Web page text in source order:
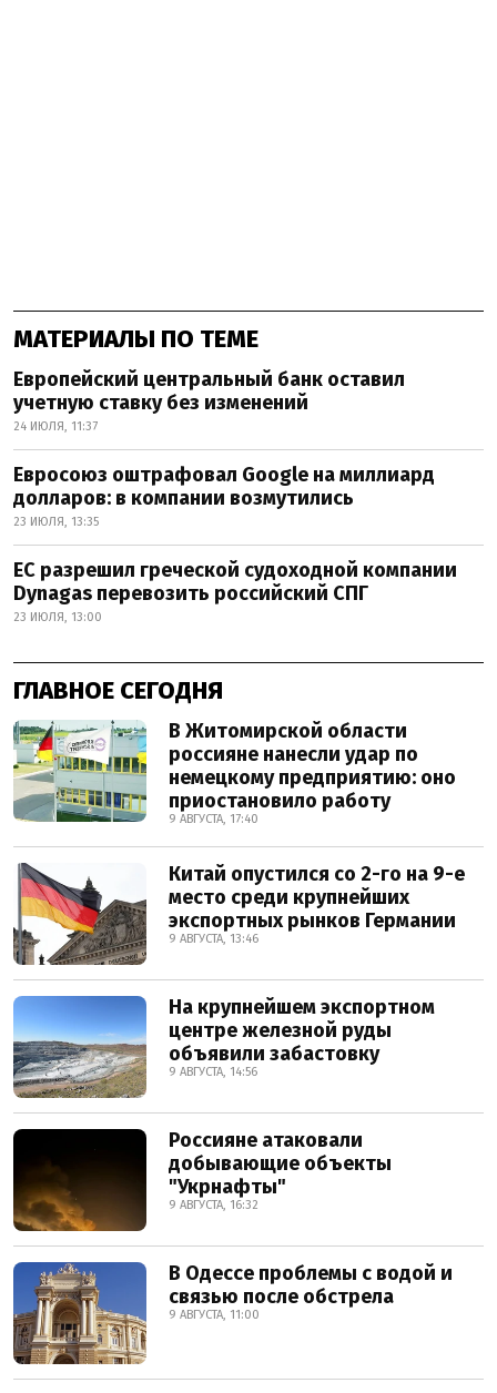
МАТЕРИАЛЫ ПО ТЕМЕ
Европейский центральный банк оставил
учетную ставку без изменений
24 ИЮЛЯ, 11:37
Евросоюз оштрафовал Google на миллиард
долларов: в компании возмутились
23 ИЮЛЯ, 13:35
ЕС разрешил греческой судоходной компании
Dynagas перевозить российский СПГ
23 ИЮЛЯ, 13:00
ГЛАВНОЕ СЕГОДНЯ
В Житомирской области
россияне нанесли удар по
немецкому предприятию: оно
приостановило работу
9 АВГУСТА, 17:40
Китай опустился со 2-го на 9-е
место среди крупнейших
экспортных рынков Германии
9 АВГУСТА, 13:46
На крупнейшем экспортном
центре железной руды
объявили забастовку
9 АВГУСТА, 14:56
Россияне атаковали
добывающие объекты
"Укрнафты"
9 АВГУСТА, 16:32
В Одессе проблемы с водой и
связью после обстрела
9 АВГУСТА, 11:00